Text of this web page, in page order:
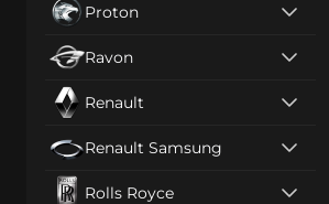
Proton
Ravon
Renault
Renault Samsung
Rolls Royce